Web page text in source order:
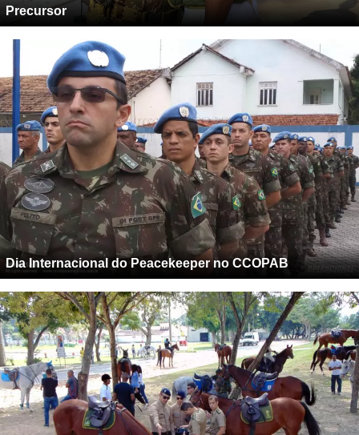
Precursor
Dia Internacional do Peacekeeper no CCOPAB